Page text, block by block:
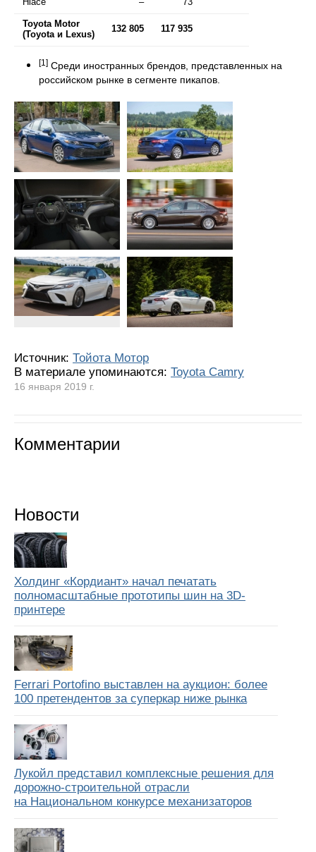
Toyota Motor
(Toyota и Lexus)
132 805 117 935
[1] Среди иностранных брендов, представленных на
российском рынке в сегменте пикапов.
Источник: Тойота Мотор
В материале упоминаются: Toyota Camry
16 января 2019 г.
Комментарии
Новости
Холдинг «Кордиант» начал печатать
полномасштабные прототипы шин на 3D-
принтере
Ferrari Portofino выставлен на аукцион: более
100 претендентов за суперкар ниже рынка
Лукойл представил комплексные решения для
дорожно-строительной отрасли
на Национальном конкурсе механизаторов